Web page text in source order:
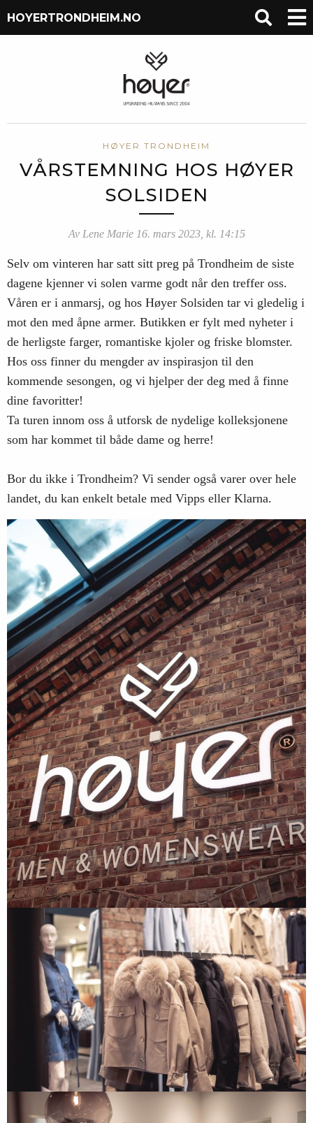
HOYERTRONDHEIM.NO
HØYER TRONDHEIM
VÅRSTEMNING HOS HØYER
SOLSIDEN
Av Lene Marie 16. mars 2023, kl. 14:15
Selv om vinteren har satt sitt preg på Trondheim de siste
dagene kjenner vi solen varme godt når den treffer oss.
Våren er i anmarsj, og hos Høyer Solsiden tar vi gledelig i
mot den med åpne armer. Butikken er fylt med nyheter i
de herligste farger, romantiske kjoler og friske blomster.
Hos oss finner du mengder av inspirasjon til den
kommende sesongen, og vi hjelper der deg med å finne
dine favoritter!
Ta turen innom oss å utforsk de nydelige kolleksjonene
som har kommet til både dame og herre!
Bor du ikke i Trondheim? Vi sender også varer over hele
landet, du kan enkelt betale med Vipps eller Klarna.